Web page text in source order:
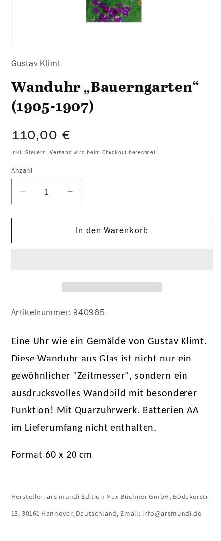
in
Gustav Klimt
Wanduhr „Bauerngarten“
(1905-1907)
Normaler
Preis
110,00 €
Inkl. Steuern.Versand wird beim Checkout berechnet
Anzahl
Verringere
die
Menge
Wanduhr
Erhöhe
die
Menge
für
Wanduhr
In den Warenkorb
Artikelnummer: 940965
Eine Uhr wie ein Gemälde von Gustav Klimt.
Diese Wanduhr aus Glas ist nicht nur ein
gewöhnlicher "Zeitmesser", sondern ein
ausdrucksvolles Wandbild mit besonderer
Funktion! Mit Quarzuhrwerk. Batterien AA
im Lieferumfang nicht enthalten.
Format 60 x 20 cm
Hersteller: ars mundi Edition Max Büchner GmbH, Bödekerstr.
13, 30161 Hannover, Deutschland, Email: info@arsmundi.de